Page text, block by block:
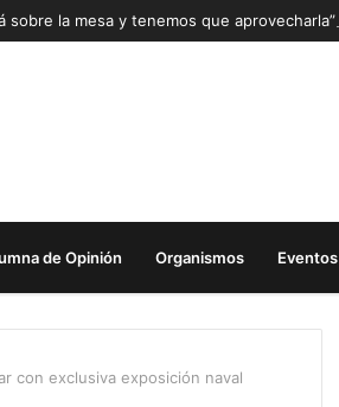
sobre la mesa y tenemos que aprovecharla”
de Opinión Organismos Eventos
con exclusiva exposición naval